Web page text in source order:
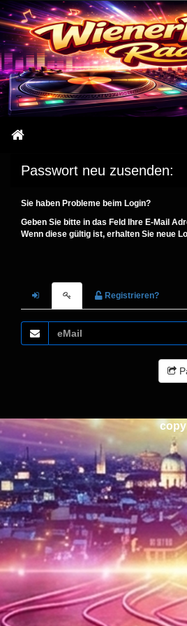
Passwort neu zusenden:
Sie haben Probleme beim Login?
Geben Sie bitte in das Feld Ihre E-Mail
Wenn diese gültig ist, erhalten Sie neue
Registrieren?